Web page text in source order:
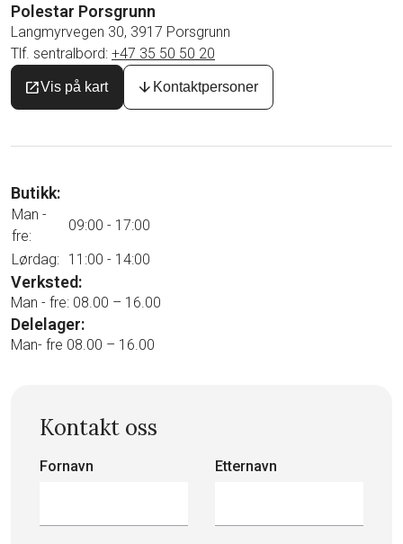
Polestar Porsgrunn
Langmyrvegen 30, 3917 Porsgrunn
Tlf. sentralbord: +47 35 50 50 20
open_in_newVis på kart arrow_downward Kontaktpersoner
Butikk:
Man -
fre:
09:00 - 17:00
Lørdag: 11:00 - 14:00
Verksted:
Man - fre: 08.00 – 16.00
Delelager:
Man- fre 08.00 – 16.00
Kontakt oss
Fornavn Etternavn